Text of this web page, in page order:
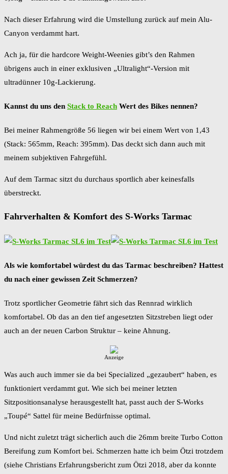
Nach dieser Erfahrung wird die Umstellung zurück auf mein Alu-
Canyon verdammt hart.
Ach ja, für die hardcore Weight-Weenies gibt’s den Rahmen
übrigens auch in einer exklusiven „Ultralight“-Version mit
ultradünner 10g-Lackierung.
Kannst du uns den Stack to Reach Wert des Bikes nennen?
Bei meiner Rahmengröße 56 liegen wir bei einem Wert von 1,43
(Stack: 565mm, Reach: 395mm). Das deckt sich dann auch mit
meinem subjektiven Fahrgefühl.
Auf dem Tarmac sitzt du durchaus sportlich aber keinesfalls
überstreckt.
Fahrverhalten & Komfort des S-Works Tarmac
Als wie komfortabel würdest du das Tarmac beschreiben? Hattest
du nach einer gewissen Zeit Schmerzen?
Trotz sportlicher Geometrie fährt sich das Rennrad wirklich
komfortabel. Ob das an den tief angesetzten Sitzstreben liegt oder
auch an der neuen Carbon Struktur – keine Ahnung.
Anzeige
Was auch auch immer sie da bei Specialized „gezaubert“ haben, es
funktioniert verdammt gut. Wie sich bei meiner letzten
Sitzpositionsanalyse herausgestellt hat, passt auch der S-Works
„Toupé“ Sattel für meine Bedürfnisse optimal.
Und nicht zuletzt trägt sicherlich auch die 26mm breite Turbo Cotton
Bereifung zum Komfort bei. Schmerzen hatte ich beim Ötzi trotzdem
(siehe Christians Erfahrungsbericht zum Ötzi 2018, aber da konnte